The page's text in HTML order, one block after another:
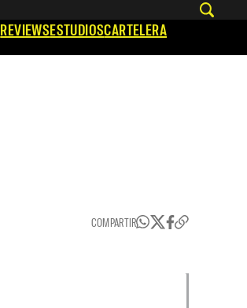
REVIEWSESTUDIOSCARTELERA
COMPARTIR